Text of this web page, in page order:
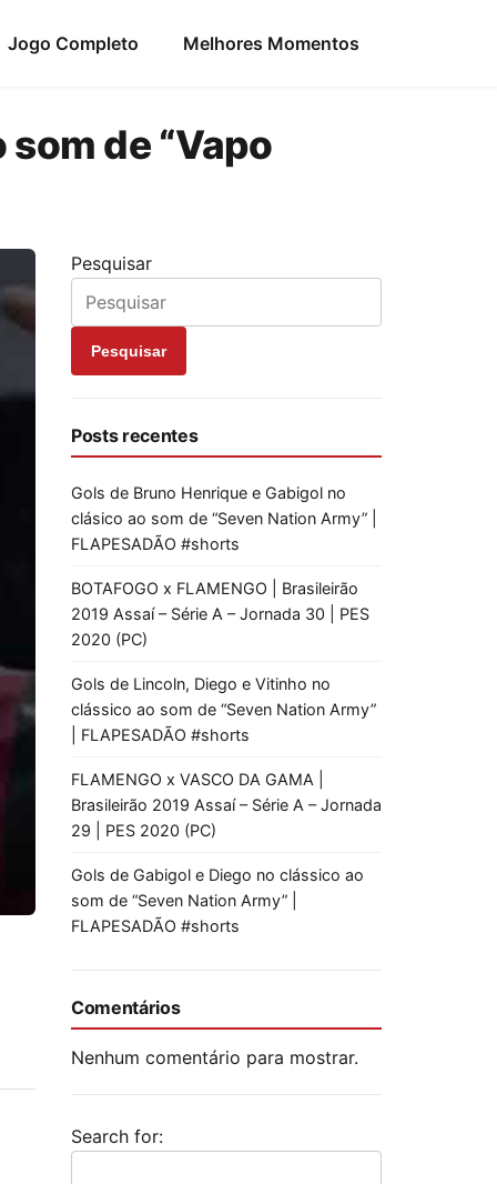
Jogo Completo Melhores Momentos
de “Vapo
Pesquisar
Pesquisar
Posts recentes
Gols de Bruno Henrique e Gabigol no
clásico ao som de “Seven Nation Army” |
FLAPESADÃO #shorts
BOTAFOGO x FLAMENGO | Brasileirão
2019 Assaí – Série A – Jornada 30 | PES
2020 (PC)
Gols de Lincoln, Diego e Vitinho no
clássico ao som de “Seven Nation Army”
| FLAPESADÃO #shorts
FLAMENGO x VASCO DA GAMA |
Brasileirão 2019 Assaí – Série A – Jornada
29 | PES 2020 (PC)
Gols de Gabigol e Diego no clássico ao
som de “Seven Nation Army” |
FLAPESADÃO #shorts
Comentários
Nenhum comentário para mostrar.
Search for: